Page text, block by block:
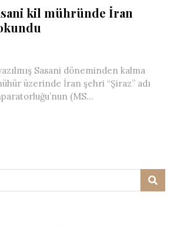
kil mühründe İran
Sasani döneminden kalma
üzerinde İran şehri “Şiraz” adı
(MS...